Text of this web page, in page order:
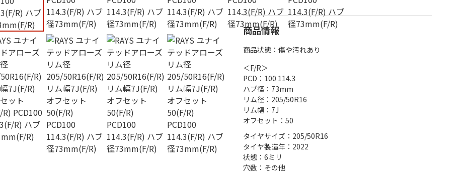
商品情報
商品状態：傷や汚れあり
＜F/R＞
PCD：100 114.3
ハブ径：73mm
リム径：205/50R16
リム幅：7J
オフセット：50
タイヤサイズ：205/50R16
タイヤ製造年：2022
状態：6ミリ
穴数：その他